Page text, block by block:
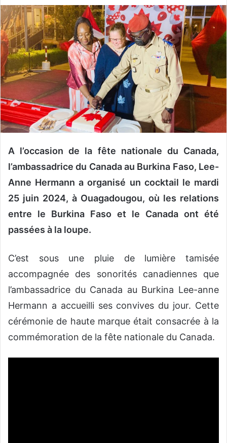
o
y
e
r
u
n
c
o
u
r
e
l
A l’occasion de la fête nationale du Canada,
l’ambassadrice du Canada au Burkina Faso, Lee-
Anne Hermann a organisé un cocktail le mardi
25 juin 2024, à Ouagadougou, où les relations
entre le Burkina Faso et le Canada ont été
passées à la loupe.
C’est sous une pluie de lumière tamisée
accompagnée des sonorités canadiennes que
l’ambassadrice du Canada au Burkina Lee-anne
Hermann a accueilli ses convives du jour. Cette
cérémonie de haute marque était consacrée à la
commémoration de la fête nationale du Canada.